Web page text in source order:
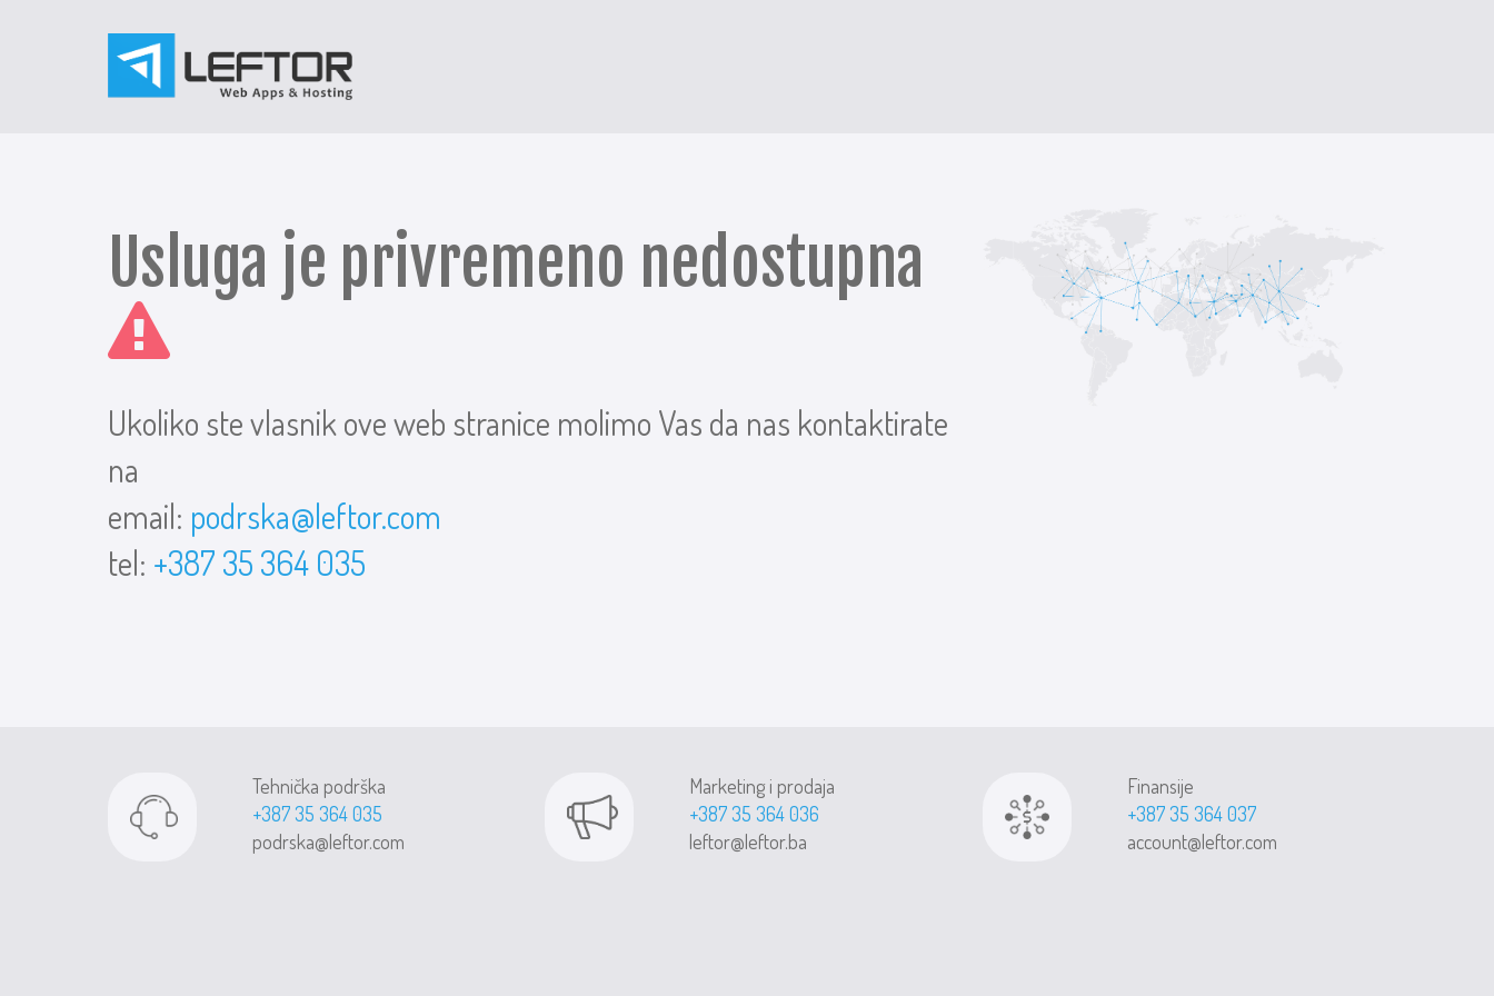
Usluga je privremeno nedostupna
Ukoliko ste vlasnik ove web stranice molimo Vas da nas kontaktirate
na
email: podrska@leftor.com
tel: +387 35 364 035
Tehnička podrška
+387 35 364 035
podrska@leftor.com
Marketing i prodaja
+387 35 364 036
leftor@leftor.ba
Finansije
+387 35 364 037
account@leftor.com